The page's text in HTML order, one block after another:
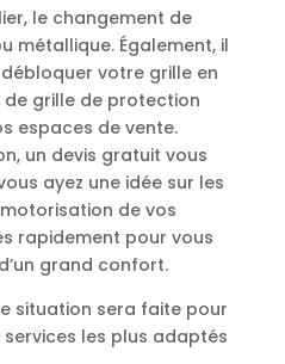
le changement de
métallique. Également, il
votre grille en
grille de protection
espaces de vente.
un devis gratuit vous
ayez une idée sur les
de vos
rapidement pour vous
grand confort.
situation sera faite pour
les plus adaptés